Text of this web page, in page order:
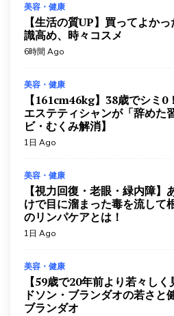
【1week】お腹が1週間でバ
サーキット』がハンパない痩せ
美容・健康
【なぜ報道されない】健康に
た”あの食品”が血管を壊して
す！
美容・健康 4日 Ago
お終活 4日 Ago
お終活3 幸春！人生メモリー
ク）
お終活 5日 Ago
美容・健康
【生活の質UP】買ってよか
識高め、時々コスメ
6時間 Ago
美容・健康
【161cm46kg】38歳でシミ
エステティシャンが「辞めた
ビ・むくみ解消】
1日 Ago
美容・健康
【視力回復・老眼・緑内障
けで目に溜まった毒を流して
のリンパケアとは！
1日 Ago
美容・健康
【59歳で20年前より若々し
ドソン・ブランダオの若さと
ブランダオ